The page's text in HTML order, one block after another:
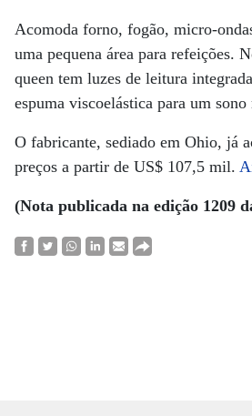
Acomoda forno, fogão, micro-
uma pequena área para refeições.
queen tem luzes de leitura
espuma viscoelástica para um
O fabricante, sediado em Ohio, já
preços a partir de US$ 107,5 mil.
(Nota publicada na edição 1209